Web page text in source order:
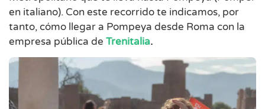
en italiano). Con este recorrido te indicamos, por
tanto, cómo llegar a Pompeya desde Roma con la
empresa pública de Trenitalia.